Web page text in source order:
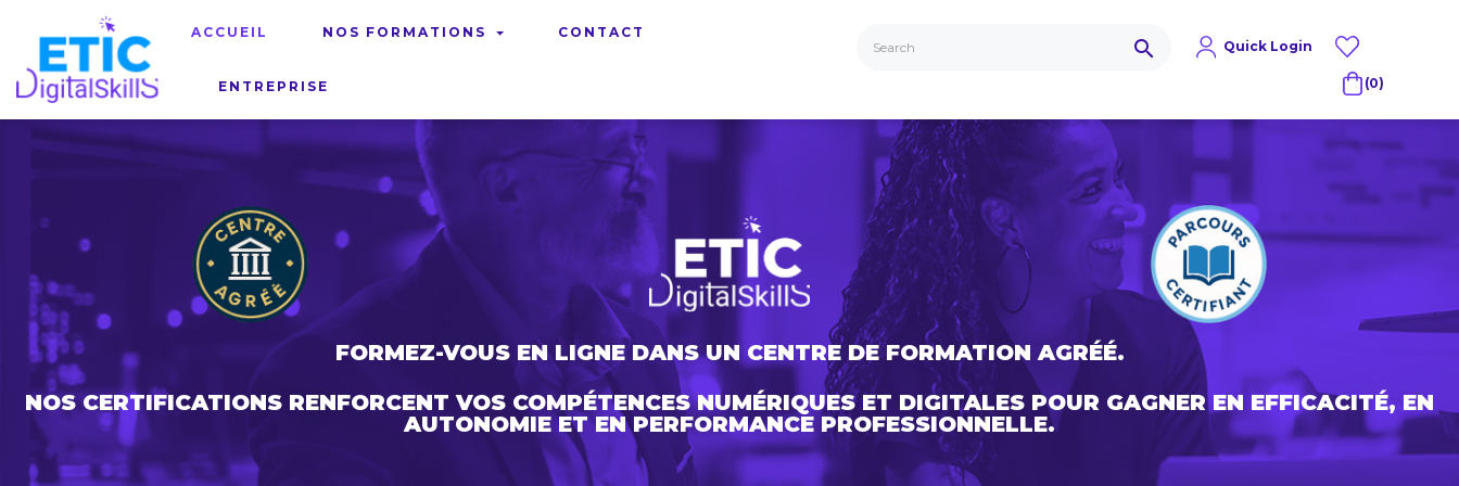
ACCUEIL NOS FORMATIONS CONTACT
ENTREPRISE
search Quick Login
(0)
FORMEZ-VOUS EN LIGNE DANS UN CENTRE DE FORMATION AGRÉÉ.
NOS CERTIFICATIONS RENFORCENT VOS COMPÉTENCES NUMÉRIQUES ET DIGITALES POUR GAGNER EN EFFICACITÉ, EN
AUTONOMIE ET EN PERFORMANCE PROFESSIONNELLE.